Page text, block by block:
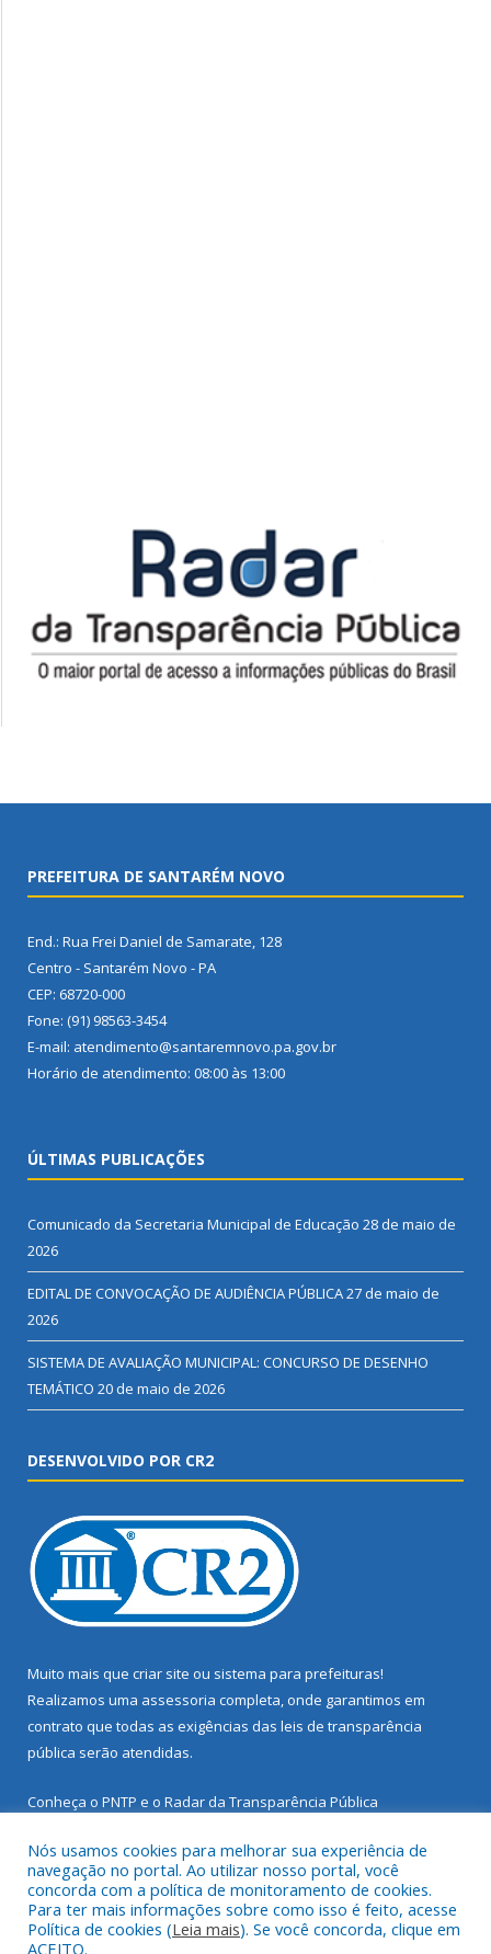
PREFEITURA DE SANTARÉM NOVO
End.: Rua Frei Daniel de Samarate, 128
Centro - Santarém Novo - PA
CEP: 68720-000
Fone: (91) 98563-3454
E-mail: atendimento@santaremnovo.pa.gov.br
Horário de atendimento: 08:00 às 13:00
ÚLTIMAS PUBLICAÇÕES
Comunicado da Secretaria Municipal de Educação 28 de maio de
2026
EDITAL DE CONVOCAÇÃO DE AUDIÊNCIA PÚBLICA27 de maio de
2026
SISTEMA DE AVALIAÇÃO MUNICIPAL: CONCURSO DE DESENHO
TEMÁTICO 20 de maio de 2026
DESENVOLVIDO POR CR2
Muito mais que criar site ou sistema para prefeituras!
Realizamos uma assessoria completa, onde garantimos em
contrato que todas as exigências das leis de transparência
pública serão atendidas.
Conheça o PNTP e o Radar da Transparência Pública
Todos os direitos reservados a Prefeitura Municipal de Santarém
Novo.
Nós usamos cookies para melhorar sua experiência de
navegação no portal. Ao utilizar nosso portal, você
concorda com a política de monitoramento de cookies.
Para ter mais informações sobre como isso é feito, acesse
Política de cookies (Leia mais). Se você concorda, clique em
ACEITO.